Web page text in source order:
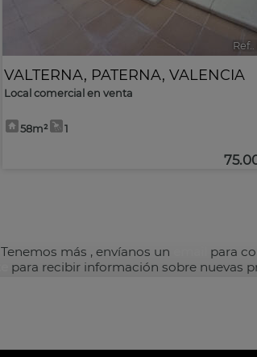
VALTERNA, PATERNA, VALENCIA
Local comercial en venta
58m² 1
Tenemos más , envíanos un
para
para recibir información sobre nuevas